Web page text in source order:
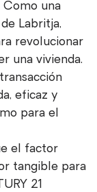
Como una
Labritja,
revolucionar
una vivienda.
eficaz y
para el
el factor
tangible para
21